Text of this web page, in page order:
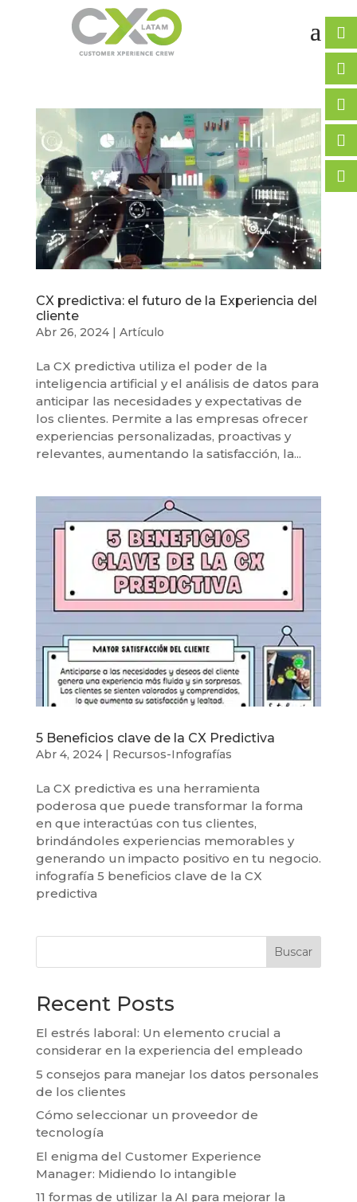
CX predictiva: el futuro de la Experiencia del
cliente
Abr 26, 2024| Artículo
La CX predictiva utiliza el poder de la
inteligencia artificial y el análisis de datos para
anticipar las necesidades y expectativas de
los clientes. Permite a las empresas ofrecer
experiencias personalizadas, proactivas y
relevantes, aumentando la satisfacción, la...
5 Beneficios clave de la CX Predictiva
Abr 4, 2024| Recursos-Infografías
La CX predictiva es una herramienta
poderosa que puede transformar la forma
en que interactúas con tus clientes,
brindándoles experiencias memorables y
generando un impacto positivo en tu negocio.
infografía 5 beneficios clave de la CX
predictiva
Buscar
Recent Posts
El estrés laboral: Un elemento crucial a
considerar en la experiencia del empleado
5 consejos para manejar los datos personales
de los clientes
Cómo seleccionar un proveedor de
tecnología
El enigma del Customer Experience
Manager: Midiendo lo intangible
11 formas de utilizar la AI para mejorar la